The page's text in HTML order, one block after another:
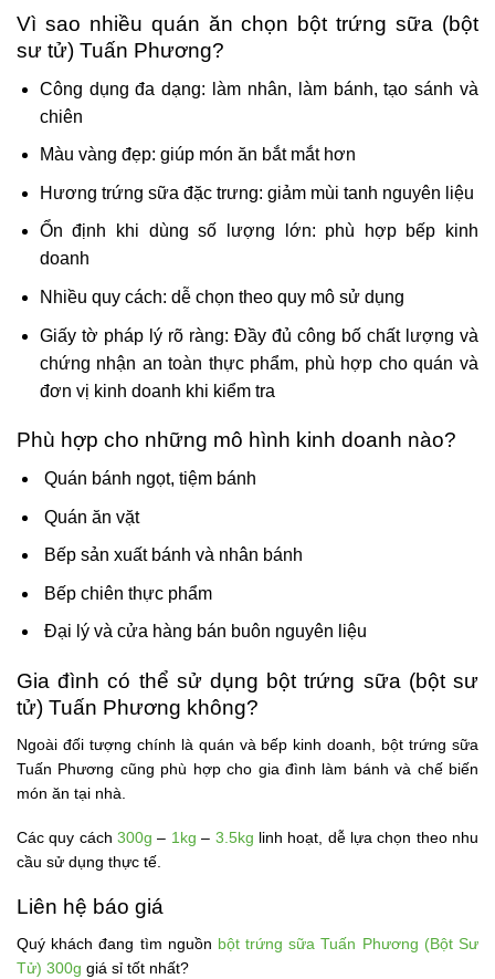
Vì sao nhiều quán ăn chọn bột trứng sữa (bột
sư tử) Tuấn Phương?
Công dụng đa dạng: làm nhân, làm bánh, tạo sánh và
chiên
Màu vàng đẹp: giúp món ăn bắt mắt hơn
Hương trứng sữa đặc trưng: giảm mùi tanh nguyên liệu
Ổn định khi dùng số lượng lớn: phù hợp bếp kinh
doanh
Nhiều quy cách: dễ chọn theo quy mô sử dụng
Giấy tờ pháp lý rõ ràng: Đầy đủ công bố chất lượng và
chứng nhận an toàn thực phẩm, phù hợp cho quán và
đơn vị kinh doanh khi kiểm tra
Phù hợp cho những mô hình kinh doanh nào?
Quán bánh ngọt, tiệm bánh
Quán ăn vặt
Bếp sản xuất bánh và nhân bánh
Bếp chiên thực phẩm
Đại lý và cửa hàng bán buôn nguyên liệu
Gia đình có thể sử dụng bột trứng sữa (bột sư
tử) Tuấn Phương không?
Ngoài đối tượng chính là quán và bếp kinh doanh, bột trứng sữa
Tuấn Phương cũng phù hợp cho gia đình làm bánh và chế biến
món ăn tại nhà.
Các quy cách300g – 1kg – 3.5kg linh hoạt, dễ lựa chọn theo nhu
cầu sử dụng thực tế.
Liên hệ báo giá
Quý khách đang tìm nguồn bột trứng sữa Tuấn Phương (Bột Sư
Tử) 300g giá sỉ tốt nhất?